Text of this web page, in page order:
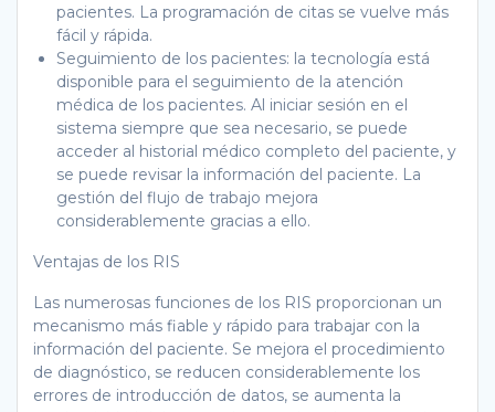
pacientes. La programación de citas se vuelve más
fácil y rápida.
Seguimiento de los pacientes: la tecnología está
disponible para el seguimiento de la atención
médica de los pacientes. Al iniciar sesión en el
sistema siempre que sea necesario, se puede
acceder al historial médico completo del paciente, y
se puede revisar la información del paciente. La
gestión del flujo de trabajo mejora
considerablemente gracias a ello.
Ventajas de los RIS
Las numerosas funciones de los RIS proporcionan un
mecanismo más fiable y rápido para trabajar con la
información del paciente. Se mejora el procedimiento
de diagnóstico, se reducen considerablemente los
errores de introducción de datos, se aumenta la